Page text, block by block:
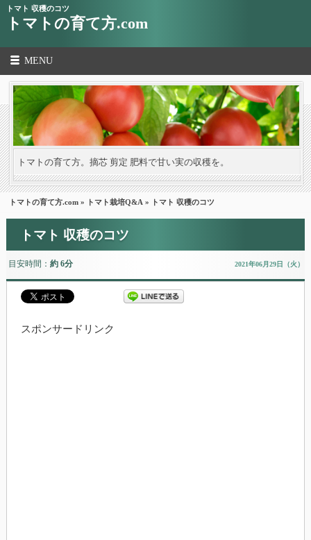
トマト 収穫のコツ
トマトの育て方.com
MENU
トマトの育て方。摘芯 剪定 肥料で甘い実の収穫を。
トマトの育て方.com » トマト栽培Q&A » トマト 収穫のコツ
トマト 収穫のコツ
目安時間： 約 6分 2021年06月29日（火）
スポンサードリンク